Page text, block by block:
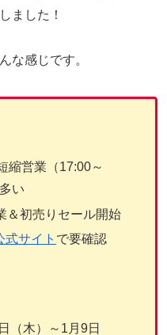
ました！
な感じです。
縮営業（17:00～
い
＆初売りセール開始
式サイト で要確認
（木）～1月9日